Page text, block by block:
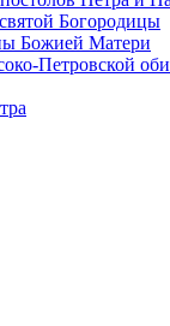
Богородицы
Божией Матери
Петровской